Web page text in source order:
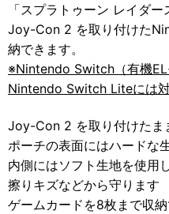
「スプラトゥーン レイダ
Joy-Con 2 を取り付けた
納できます。
※Nintendo Switch（有機
Nintendo Switch Liteには
Joy-Con 2 を取り付けたま
ポーチの表面にはハードな
内側にはソフト生地を使
擦りキズなどから守ります
ゲームカードを8枚まで収